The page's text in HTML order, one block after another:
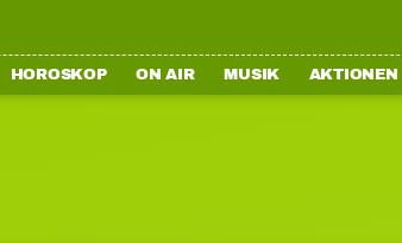
HOROSKOP ON AIR MUSIK AKTIONEN